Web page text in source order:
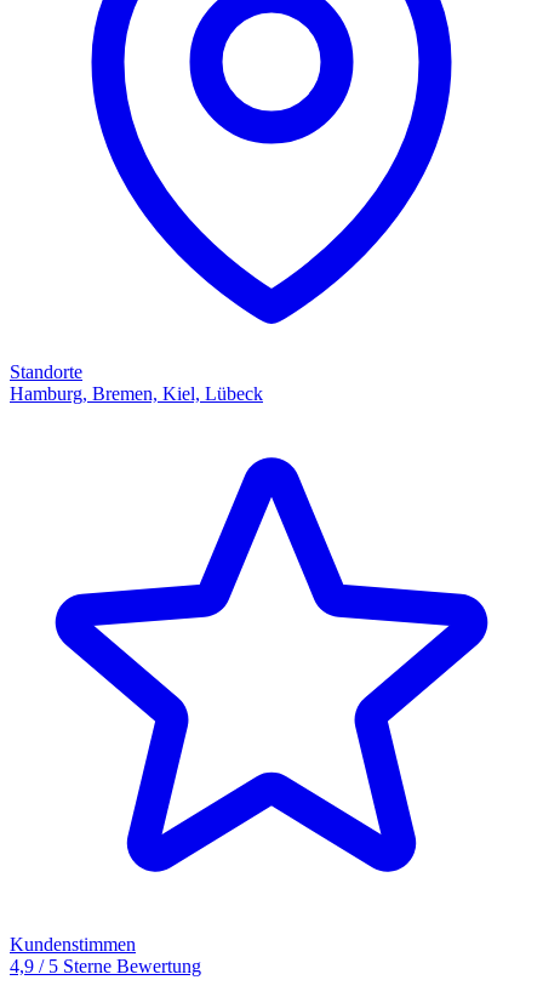
Standorte
Hamburg, Bremen, Kiel, Lübeck
Kundenstimmen
4,9 / 5 Sterne Bewertung